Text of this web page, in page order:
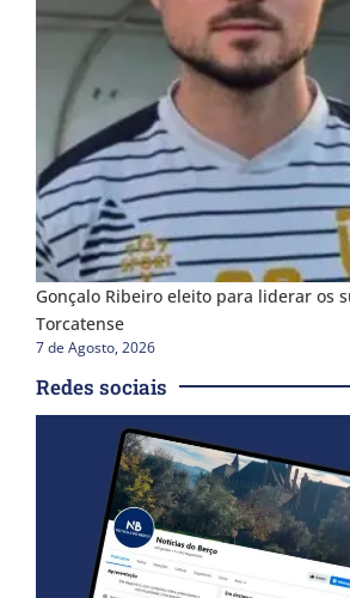
Gonçalo Ribeiro eleito para liderar os
Torcatense
7 de Agosto, 2026
Redes sociais